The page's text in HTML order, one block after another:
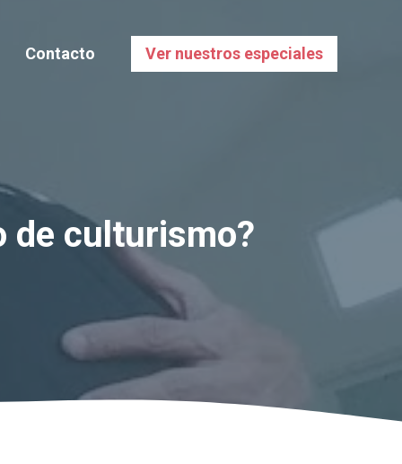
Contacto Ver nuestros especiales
de culturismo?